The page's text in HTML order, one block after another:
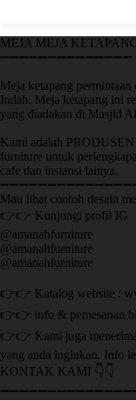
MEJA MEJA
➖➖➖➖➖➖➖➖➖➖➖➖➖➖
Meja ketapang
Indah. Meja ketapang ini
yang diadakan di Masjid
Kami adalah
furniture untuk
cafe dan instansi lainya.
Mau lihat contoh desain
👉👉 Kunjungi profil IG
@amanahfurniture
@amanahfurniture
@amanahfurniture
👉👉 Katalog website :
👉👉 info & pemesanan
👉👉 Kami juga menerima
yang anda inginkan. Info
KONTAK KAMI 👇👇
➖➖➖➖➖➖➖➖➖➖➖➖➖➖➖